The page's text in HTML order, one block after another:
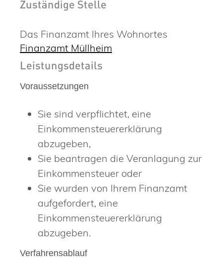
Zuständige Stelle
Das Finanzamt Ihres Wohnortes
Finanzamt Müllheim
Leistungsdetails
Voraussetzungen
Sie sind verpflichtet, eine
Einkommensteuererklärung
abzugeben,
Sie beantragen die Veranlagung zur
Einkommensteuer oder
Sie wurden von Ihrem Finanzamt
aufgefordert, eine
Einkommensteuererklärung
abzugeben.
Verfahrensablauf